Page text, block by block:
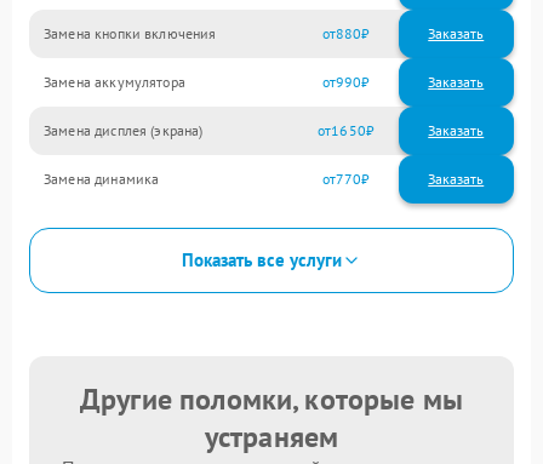
Замена кнопки включения 880
Замена аккумулятора 990
Замена дисплея (экрана) 1650
Замена динамика 770
Показать все услуги
Другие поломки, которые мы
устраняем